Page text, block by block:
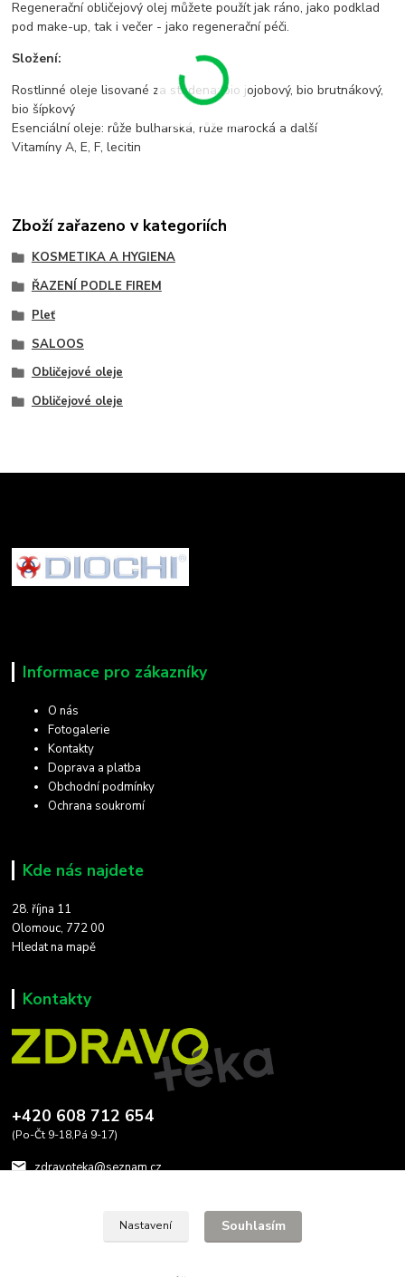
Regenerační obličejový olej můžete použít jak ráno, jako podklad
pod make-up, tak i večer - jako regenerační péči.
Složení:
Rostlinné oleje lisované za studena: bio jojobový, bio brutnákový,
bio šípkový
Esenciální oleje: růže bulharská, růže marocká a další
Vitamíny A, E, F, lecitin
Zboží zařazeno v kategoriích
KOSMETIKA A HYGIENA
ŘAZENÍ PODLE FIREM
Pleť
SALOOS
Obličejové oleje
Obličejové oleje
Informace pro zákazníky
O nás
Fotogalerie
Kontakty
Doprava a platba
Obchodní podmínky
Ochrana soukromí
Kde nás najdete
28. října 11
Olomouc, 772 00
Hledat na mapě
Kontakty
+420 608 712 654
(Po-Čt 9-18,Pá 9-17)
zdravoteka@seznam.cz
Nastavení Souhlasím